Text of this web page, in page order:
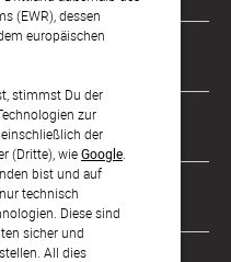
(EWR), dessen
europäischen
stimmst Du der
zur
der
(Dritte), wieGoogle
bist und auf
technisch
Diese sind
sicher und
All dies